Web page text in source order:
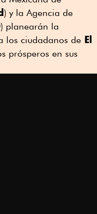
) y la Agencia de
) planearán la
los ciudadanos de El
prósperos en sus